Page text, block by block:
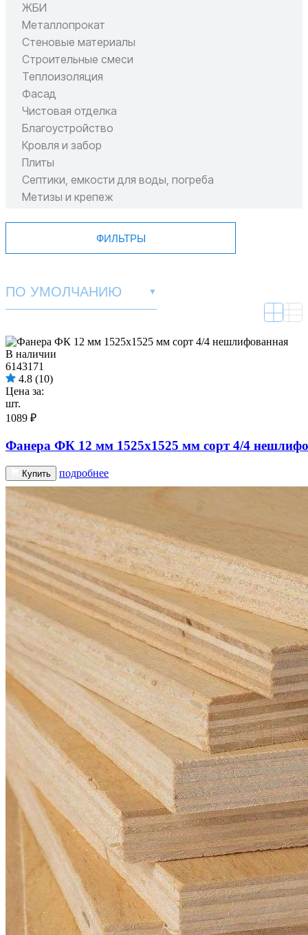
ЖБИ
Металлопрокат
Стеновые материалы
Строительные смеси
Теплоизоляция
Фасад
Чистовая отделка
Благоустройство
Кровля и забор
Плиты
Септики, емкости для воды, погреба
Метизы и крепеж
ФИЛЬТРЫ
ПО УМОЛЧАНИЮ ▼
В наличии
Фанера ФК 12 мм 1525х1525 мм сорт 4/4
6143171
4.8 (10)
Цена за:
шт.
1089 ₽
Купить подробнее